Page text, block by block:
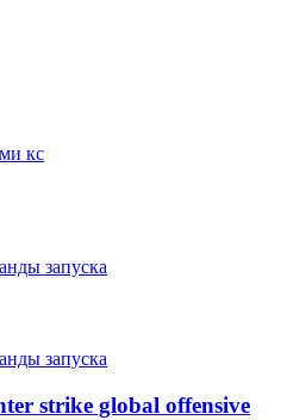
кс
запуска
запуска
strike global offensive